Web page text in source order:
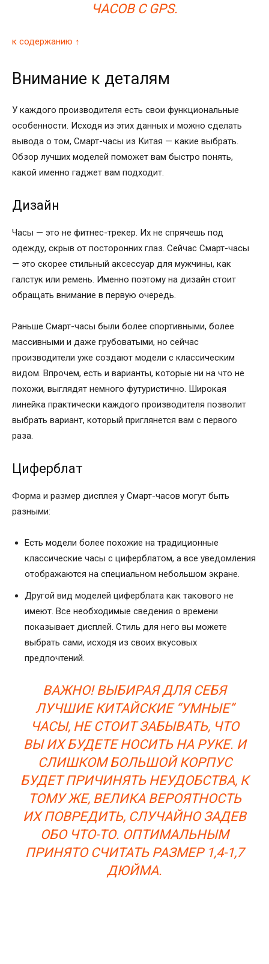
ЧАСОВ С GPS.
к содержанию ↑
Внимание к деталям
У каждого производителя есть свои функциональные
особенности. Исходя из этих данных и можно сделать
вывода о том, Смарт-часы из Китая — какие выбрать.
Обзор лучших моделей поможет вам быстро понять,
какой именно гаджет вам подходит.
Дизайн
Часы — это не фитнес-трекер. Их не спрячешь под
одежду, скрыв от посторонних глаз. Сейчас Смарт-часы
— это скорее стильный аксессуар для мужчины, как
галстук или ремень. Именно поэтому на дизайн стоит
обращать внимание в первую очередь.
Раньше Смарт-часы были более спортивными, более
массивными и даже грубоватыми, но сейчас
производители уже создают модели с классическим
видом. Впрочем, есть и варианты, которые ни на что не
похожи, выглядят немного футуристично. Широкая
линейка практически каждого производителя позволит
выбрать вариант, который приглянется вам с первого
раза.
Циферблат
Форма и размер дисплея у Смарт-часов могут быть
разными:
Есть модели более похожие на традиционные
классические часы с циферблатом, а все уведомления
отображаются на специальном небольшом экране.
Другой вид моделей циферблата как такового не
имеют. Все необходимые сведения о времени
показывает дисплей. Стиль для него вы можете
выбрать сами, исходя из своих вкусовых
предпочтений.
ВАЖНО! ВЫБИРАЯ ДЛЯ СЕБЯ
ЛУЧШИЕ КИТАЙСКИЕ “УМНЫЕ”
ЧАСЫ, НЕ СТОИТ ЗАБЫВАТЬ, ЧТО
ВЫ ИХ БУДЕТЕ НОСИТЬ НА РУКЕ. И
СЛИШКОМ БОЛЬШОЙ КОРПУС
БУДЕТ ПРИЧИНЯТЬ НЕУДОБСТВА, К
ТОМУ ЖЕ, ВЕЛИКА ВЕРОЯТНОСТЬ
ИХ ПОВРЕДИТЬ, СЛУЧАЙНО ЗАДЕВ
ОБО ЧТО-ТО. ОПТИМАЛЬНЫМ
ПРИНЯТО СЧИТАТЬ РАЗМЕР 1,4-1,7
ДЮЙМА.